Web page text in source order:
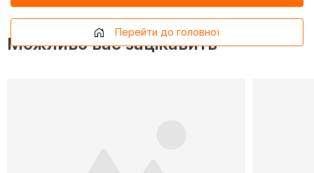
Перейти до головної
Можливо вас зацікавить